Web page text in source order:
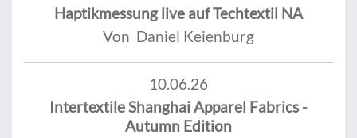
Haptikmessung live auf Techtextil NA
Von Daniel Keienburg
10.06.26
Intertextile Shanghai Apparel Fabrics -
Autumn Edition